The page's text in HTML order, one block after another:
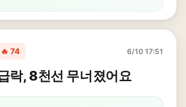
🔥 74 6/10 17:51
락, 8천선 무너졌어요